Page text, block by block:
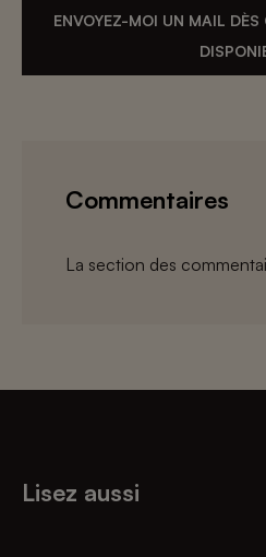
ENVOYEZ-MOI UN MAIL
Commentaires
La section des
Lisez aussi